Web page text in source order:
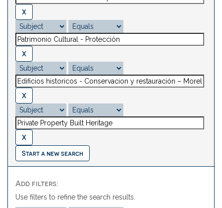
Start a new search
Add filters:
Use filters to refine the search results.